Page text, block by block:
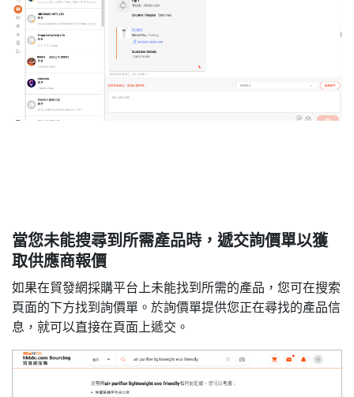
當您未能搜尋到所需產品時，遞交詢價單以獲
取供應商報價
如果在貿發網採購平台上未能找到所需的產品，您可在搜索
頁面的下方找到詢價單。於詢價單提供您正在尋找的產品信
息，就可以直接在頁面上遞交。